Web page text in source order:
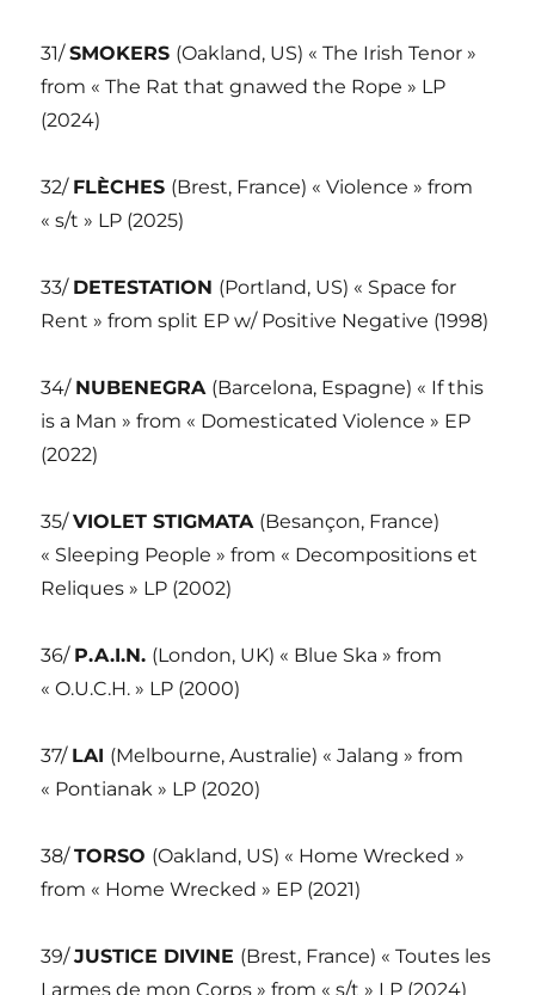
31/SMOKERS (Oakland, US) « The Irish Tenor »
from « The Rat that gnawed the Rope » LP
(2024)
32/ FLÈCHES (Brest, France) « Violence » from
« s/t » LP (2025)
33/ DETESTATION (Portland, US) « Space for
Rent » from split EP w/ Positive Negative (1998)
34/ NUBENEGRA (Barcelona, Espagne) « If this
is a Man » from « Domesticated Violence » EP
(2022)
35/VIOLET STIGMATA (Besançon, France)
« Sleeping People » from « Decompositions et
Reliques » LP (2002)
36/ P.A.I.N. (London, UK) « Blue Ska » from
« O.U.C.H. » LP (2000)
37/ LAI (Melbourne, Australie) « Jalang » from
« Pontianak » LP (2020)
38/TORSO (Oakland, US) « Home Wrecked »
from « Home Wrecked » EP (2021)
39/JUSTICE DIVINE (Brest, France) « Toutes les
Larmes de mon Corps » from « s/t » LP (2024)